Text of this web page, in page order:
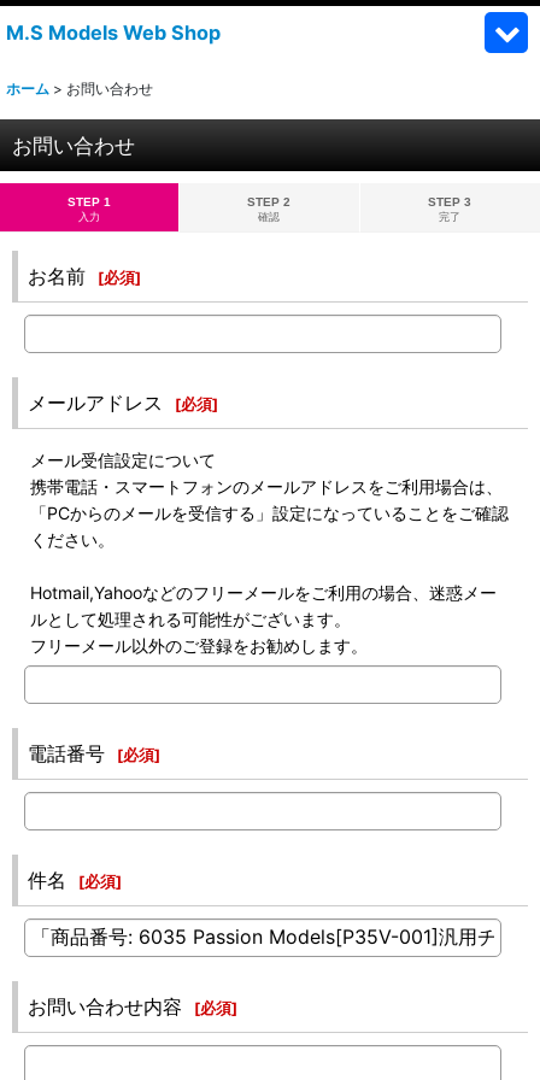
M.S Models Web Shop
ホーム > お問い合わせ
お問い合わせ
STEP 1
入力
STEP 2
確認
STEP 3
完了
お名前 [必須]
メールアドレス [必須]
メール受信設定について
携帯電話・スマートフォンのメールアドレスをご利用場合は、
「PCからのメールを受信する」設定になっていることをご確認
ください。
Hotmail,Yahooなどのフリーメールをご利用の場合、迷惑メー
ルとして処理される可能性がございます。
フリーメール以外のご登録をお勧めします。
電話番号 [必須]
件名 [必須]
お問い合わせ内容 [必須]